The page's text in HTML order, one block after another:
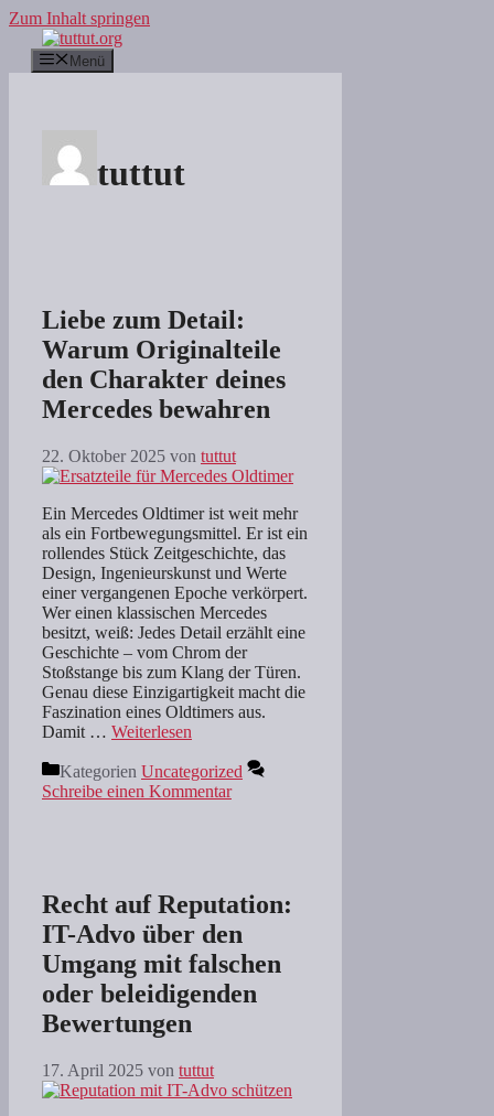
Zum Inhalt springen
Menü
tuttut
Liebe zum Detail:
Warum Originalteile
den Charakter deines
Mercedes bewahren
22. Oktober 2025 von tuttut
Ein Mercedes Oldtimer ist weit mehr
als ein Fortbewegungsmittel. Er ist ein
rollendes Stück Zeitgeschichte, das
Design, Ingenieurskunst und Werte
einer vergangenen Epoche verkörpert.
Wer einen klassischen Mercedes
besitzt, weiß: Jedes Detail erzählt eine
Geschichte – vom Chrom der
Stoßstange bis zum Klang der Türen.
Genau diese Einzigartigkeit macht die
Faszination eines Oldtimers aus.
Damit … Weiterlesen
Kategorien Uncategorized
Schreibe einen Kommentar
Recht auf Reputation:
IT-Advo über den
Umgang mit falschen
oder beleidigenden
Bewertungen
17. April 2025 von tuttut